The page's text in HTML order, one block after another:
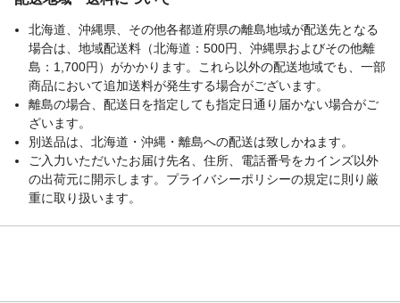
北海道、沖縄県、その他各都道府県の離島地域が配送先となる
場合は、地域配送料（北海道：500円、沖縄県およびその他離
島：1,700円）がかかります。これら以外の配送地域でも、一部
商品において追加送料が発生する場合がございます。
離島の場合、配送日を指定しても指定日通り届かない場合がご
ざいます。
別送品は、北海道・沖縄・離島への配送は致しかねます。
ご入力いただいたお届け先名、住所、電話番号をカインズ以外
の出荷元に開示します。プライバシーポリシーの規定に則り厳
重に取り扱います。